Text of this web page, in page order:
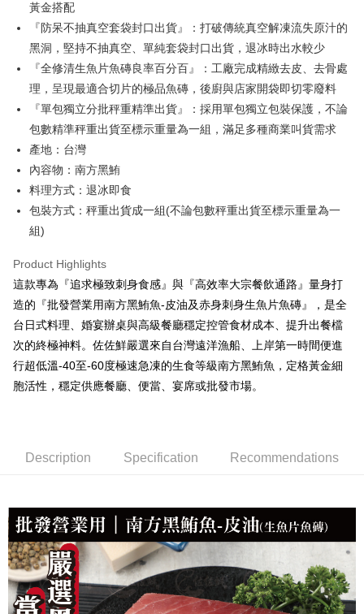
HSBC Bank (Taiwan) Limited
Union Bank of Taiwan
Far Eastern International Bank
Yuanta Commercial Bank
Bank SinoPac
E.SUN Commercial Bank
DBS Bank
Taiwan Rakuten Card, Inc.
Taiwan Business Bank
HSBC Bank (Taiwan) Limited
Hwatai Bank
Union Bank of Taiwan
Far Eastern International Bank
Yuanta Commercial Bank
Bank SinoPac
E.SUN Commercial Bank
DBS Bank
Taishin International Bank
CTBC Bank
Google Pay
Cash on Delivery
Shipping Method
冷凍7-11取貨(快速到店，到貨後4天內需取貨)
NT$150/order | Free shipping on orders of NT$999 or more
冷凍宅配-抗凍紙箱裝(可備註改保麗龍箱)
NT$150/order | Free shipping on orders of NT$999 or more
冷凍貨到付款
NT$180/order | Free shipping on orders of NT$999 or more
黃金搭配
『防呆不抽真空套袋封口出貨』：打破傳統真空解凍流失原汁的
黑洞，堅持不抽真空、單純套袋封口出貨，退冰時出水較少
『全修清生魚片魚磚良率百分百』：工廠完成精緻去皮、去骨處
理，呈現最適合切片的極品魚磚，後廚與店家開袋即切零廢料
『單包獨立分批秤重精準出貨』：採用單包獨立包裝保護，不論
包數精準秤重出貨至標示重量為一組，滿足多種商業叫貨需求
產地：台灣
內容物：南方黑鮪
料理方式：退冰即食
包裝方式：秤重出貨成一組(不論包數秤重出貨至標示重量為一
組)
Product Highlights
這款專為『追求極致刺身食感』與『高效率大宗餐飲通路』量身打
造的『批發營業用南方黑鮪魚-皮油及赤身刺身生魚片魚磚』，是全
台日式料理、婚宴辦桌與高級餐廳穩定控管食材成本、提升出餐檔
次的終極神料。佐佐鮮嚴選來自台灣遠洋漁船、上岸第一時間便進
行超低溫-40至-60度極速急凍的生食等級南方黑鮪魚，定格黃金細
胞活性，穩定供應餐廳、便當、宴席或批發市場。
Description Specification Recommendations